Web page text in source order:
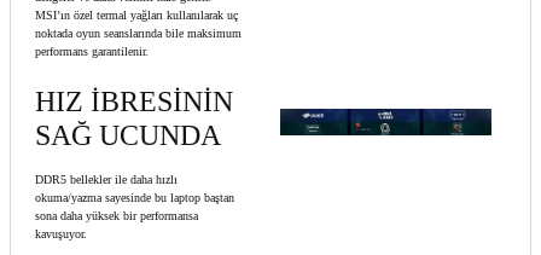
MSI’ın özel termal yağları kullanılarak uç
noktada oyun seanslarında bile maksimum
performans garantilenir.
HIZ İBRESİNİN
SAĞ UCUNDA
DDR5 bellekler ile daha hızlı
okuma/yazma sayesinde bu laptop baştan
sona daha yüksek bir performansa
kavuşuyor.